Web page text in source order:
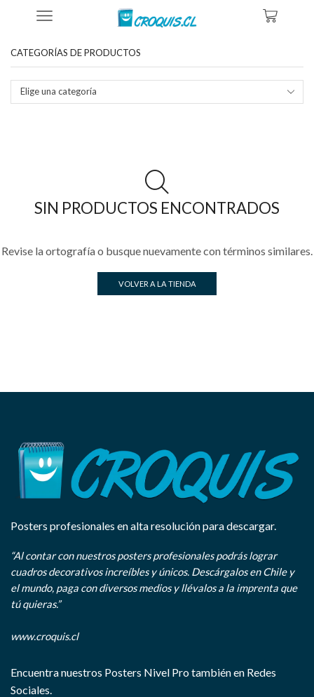
Tienda Productos Etiquetados “ropa Bob Marley”
CATEGORÍAS DE PRODUCTOS
Elige una categoría
SIN PRODUCTOS ENCONTRADOS
Revise la ortografía o busque nuevamente con términos similares.
VOLVER A LA TIENDA
Posters profesionales en alta resolución para descargar.
“Al contar con nuestros posters profesionales podrás lograr
cuadros decorativos increíbles y únicos. Descárgalos en Chile y
el mundo, paga con diversos medios y llévalos a la imprenta que
tú quieras.”
www.croquis.cl
Encuentra nuestros Posters Nivel Pro también en Redes
Sociales.